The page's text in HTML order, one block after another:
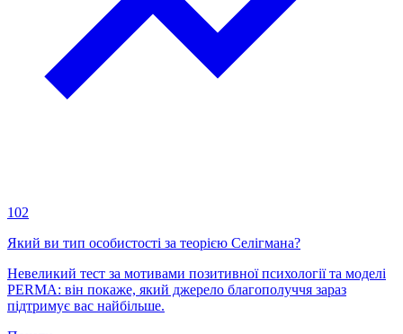
102
Який ви тип особистості за теорією Селігмана?
Невеликий тест за мотивами позитивної психології та моделі
PERMA: він покаже, який джерело благополуччя зараз
підтримує вас найбільше.